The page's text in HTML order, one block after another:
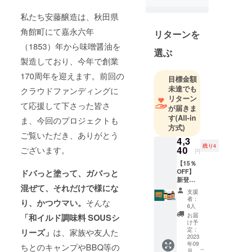
私たち安藤醸造は、秋田県
角館町にて嘉永六年
（1853）年から味噌醤油を
製造しており、今年で創業
170周年を迎えます。前回の
クラウドファンディングに
て応援して下さった皆さ
ま、今回のプロジェクトも
ご覧いただき、ありがとう
ございます。
ドバっと塗って、ガバっと
混ぜて、それだけで様にな
り、かつウマい。 そんな
「和イルド調味料 SOUSシ
リーズ」 は、家族や友人た
ちとのキャンプやBBQ等の
リターンを
選ぶ
目標金額
未達でも
リターン
が届きま
す(All-in
方式)
4,3
40 円
残り4
【15％
OFF】
新登場3
種×1
セット
・しろ
だし、
あまだ
れ、だ
し入り
みそ そ
支援
者：
6人
お届
け予
定：
2023
年09